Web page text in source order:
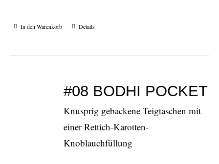
In den Warenkorb Details
#08 BODHI POCKET
Knusprig gebackene Teigtaschen mit
einer Rettich-Karotten-
Knoblauchfüllung